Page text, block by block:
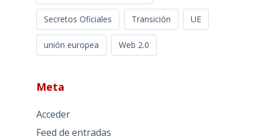
Secretos Oficiales Transición UE
unión europea Web 2.0
Meta
Acceder
Feed de entradas